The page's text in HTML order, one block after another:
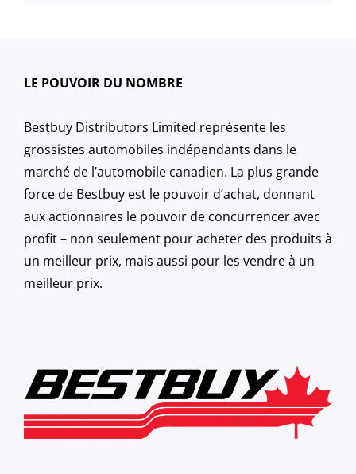
LE POUVOIR DU NOMBRE
Bestbuy Distributors Limited représente les
grossistes automobiles indépendants dans le
marché de l’automobile canadien. La plus grande
force de Bestbuy est le pouvoir d’achat, donnant
aux actionnaires le pouvoir de concurrencer avec
profit – non seulement pour acheter des produits à
un meilleur prix, mais aussi pour les vendre à un
meilleur prix.